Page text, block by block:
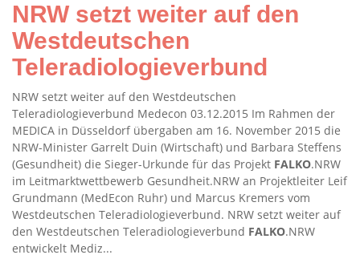
NRW setzt weiter auf den
Westdeutschen
Teleradiologieverbund
NRW setzt weiter auf den Westdeutschen
Teleradiologieverbund Medecon 03.12.2015 Im Rahmen der
MEDICA in Düsseldorf übergaben am 16. November 2015 die
NRW-Minister Garrelt Duin (Wirtschaft) und Barbara Steffens
(Gesundheit) die Sieger-Urkunde für das Projekt FALKO.NRW
im Leitmarktwettbewerb Gesundheit.NRW an Projektleiter Leif
Grundmann (MedEcon Ruhr) und Marcus Kremers vom
Westdeutschen Teleradiologieverbund. NRW setzt weiter auf
den Westdeutschen Teleradiologieverbund FALKO.NRW
entwickelt Mediz...